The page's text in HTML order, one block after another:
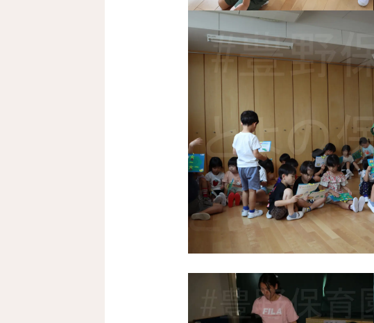
Here are the photos from each class’s T
anabata event at Toyono Preschool.